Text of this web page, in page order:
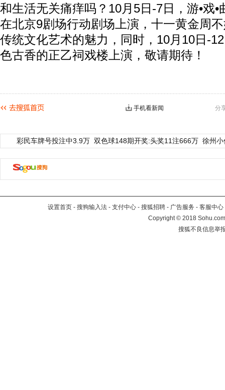
和生活无关痛痒吗？10月5日-7日，游•戏
在北京9剧场行动剧场上演，十一黄金周
传统文化艺术的魅力，同时，10月10日-
色古香的正乙祠戏楼上演，敬请期待！
分
手机看新闻
彩民车牌号投注中3.9万 双色球148期开奖:头奖11注666万 徐州
设置首页 - 搜狗输入法 - 支付中心 - 搜狐招聘 - 广告服务 - 客服中心
Copyright©2018
搜狐不良信息举